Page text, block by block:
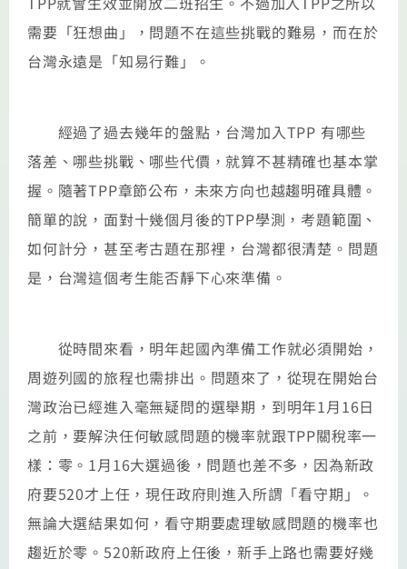
需要「狂想曲」，問題不在這些挑戰的難易，而在於
台灣永遠是「知易行難」。
經過了過去幾年的盤點，台灣加入TPP 有哪些
落差、哪些挑戰、哪些代價，就算不甚精確也基本掌
握。隨著TPP章節公布，未來方向也越趨明確具體。
簡單的說，面對十幾個月後的TPP學測，考題範圍、
如何計分，甚至考古題在那裡，台灣都很清楚。問題
是，台灣這個考生能否靜下心來準備。
從時間來看，明年起國內準備工作就必須開始，
周遊列國的旅程也需排出。問題來了，從現在開始台
灣政治已經進入毫無疑問的選舉期，到明年1月16日
之前，要解決任何敏感問題的機率就跟TPP關稅率一
樣：零。1月16大選過後，問題也差不多，因為新政
府要520才上任，現任政府則進入所謂「看守期」。
無論大選結果如何，看守期要處理敏感問題的機率也
趨近於零。520新政府上任後，新手上路也需要好幾